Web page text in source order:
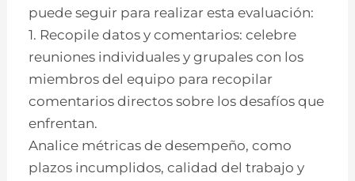
puede seguir para realizar esta evaluación:
1. Recopile datos y comentarios: celebre
reuniones individuales y grupales con los
miembros del equipo para recopilar
comentarios directos sobre los desafíos que
enfrentan.
Analice métricas de desempeño, como
plazos incumplidos, calidad del trabajo y